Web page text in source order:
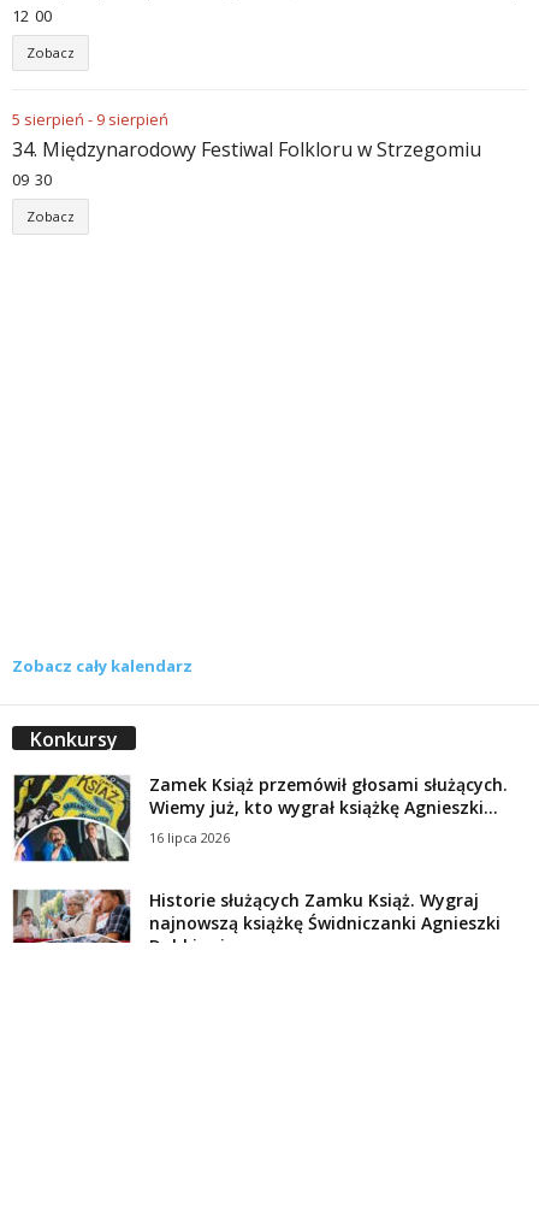
12 00
Zobacz
5 sierpień - 9 sierpień
34. Międzynarodowy Festiwal Folkloru w Strzegomiu
09 30
Zobacz
Zobacz cały kalendarz
Konkursy
Zamek Książ przemówił głosami służących.
Wiemy już, kto wygrał książkę Agnieszki...
16 lipca 2026
Historie służących Zamku Książ. Wygraj
najnowszą książkę Świdniczanki Agnieszki
Dobkiewicz